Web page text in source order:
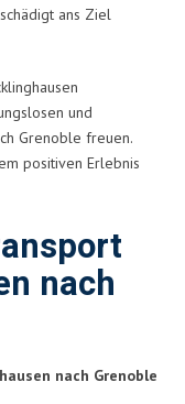
ans Ziel
und
Grenoble freuen.
positiven Erlebnis
nach
nach Grenoble